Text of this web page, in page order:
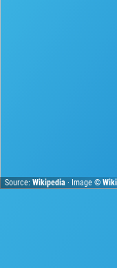
Source:Wikipedia · Image ©